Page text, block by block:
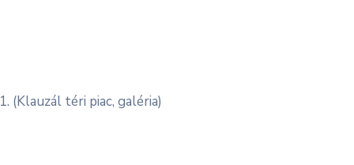
(Klauzál téri piac, galéria)